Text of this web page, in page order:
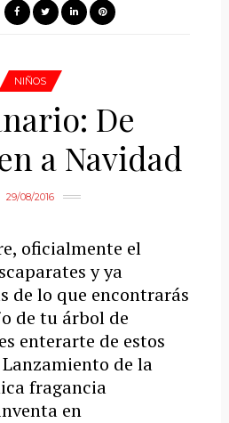
NIÑOS
De
a Navidad
29/08/2016
oficialmente el
y ya
de lo que encontrarás
de tu árbol de
enterarte de estos
de la
fragancia
en